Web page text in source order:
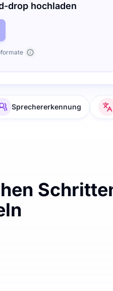
drop hochladen
Sprechererkennung